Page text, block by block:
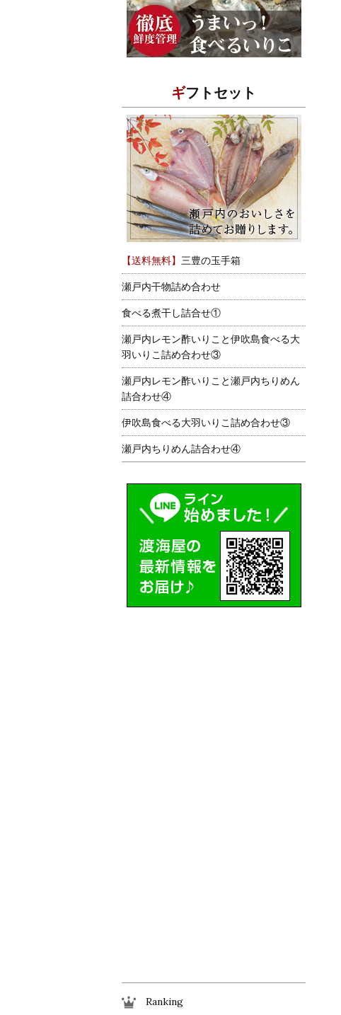
ギフトセット
【送料無料】 三豊の玉手箱
瀬戸内干物詰め合わせ
食べる煮干し詰合せ①
瀬戸内レモン酢いりこと伊吹島食べる大
羽いりこ詰め合わせ③
瀬戸内レモン酢いりこと瀬戸内ちりめん
詰合わせ④
伊吹島食べる大羽いりこ詰め合わせ③
瀬戸内ちりめん詰合わせ④
Ranking